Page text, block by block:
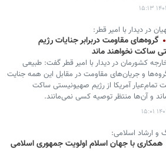
در دیدار با امیر قطر:
گروه‌های مقاومت دربرابر جنایات رژیم
ساکت نخواهند ماند
کشورمان در دیدار با امیر قطر گفت: طبیعی
و جریان‌های مقاومت در مقابل این همه جنایت
تمام‌عیار آمریکا از رژیم صهیونیستی ساکت
و آن‌ها منتظر توصیه کسی نمی‌مانند.
و ارشاد اسلامی:
همکاری با جهان اسلام اولویت جمهوری اسلامی